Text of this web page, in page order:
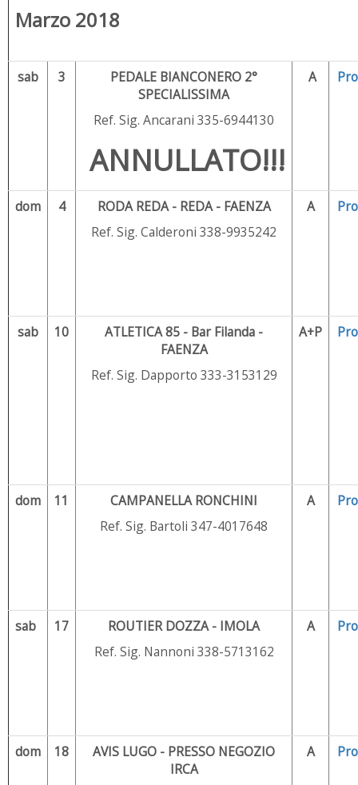
Marzo 2018
sab 3
PEDALE BIANCONERO 2°
SPECIALISSIMA
Ref. Sig. Ancarani 335-6944130
ANNULLATO!!!
A
dom 4
RODA REDA - REDA - FAENZA
Ref. Sig. Calderoni 338-9935242
A
sab 10
ATLETICA 85 - Bar Filanda -
FAENZA
Ref. Sig. Dapporto 333-3153129
A+P
dom 11
CAMPANELLA RONCHINI
Ref. Sig. Bartoli 347-4017648
A
sab 17
ROUTIER DOZZA - IMOLA
Ref. Sig. Nannoni 338-5713162
A
dom 18
AVIS LUGO - PRESSO NEGOZIO
IRCA
A